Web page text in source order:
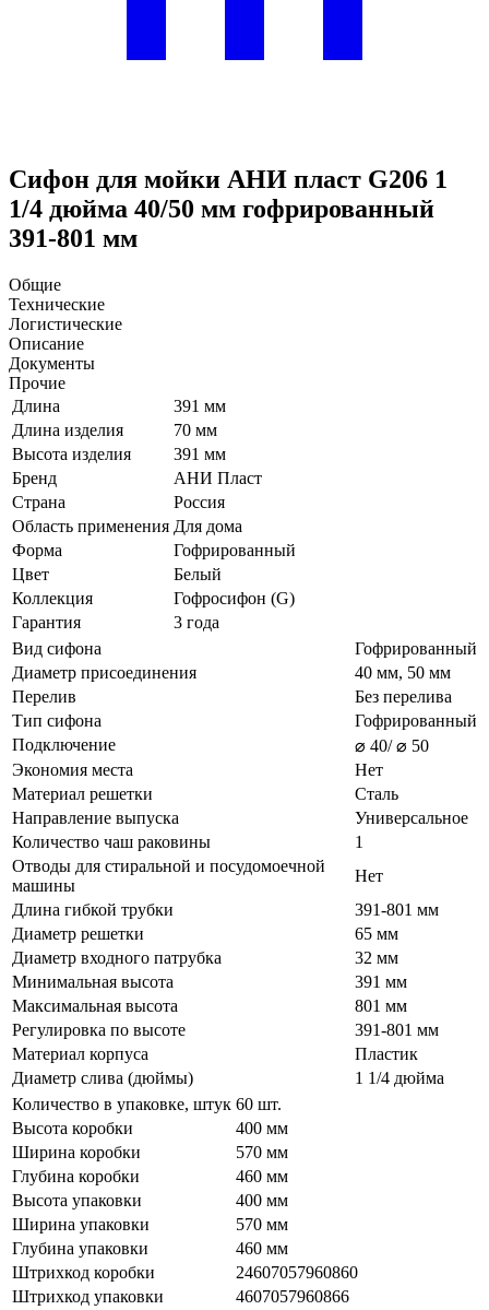
Сифон для мойки АНИ пласт G206 1
1/4 дюйма 40/50 мм гофрированный
391-801 мм
Общие
Технические
Логистические
Описание
Документы
Прочие
Длина
391 мм
Длина изделия
70 мм
Высота изделия
391 мм
Бренд
АНИ Пласт
Страна
Россия
Область применения Для дома
Форма
Гофрированный
Цвет
Белый
Коллекция
Гофросифон (G)
Гарантия
3 года
Вид сифона
Гофрированный
Диаметр присоединения
40 мм, 50 мм
Перелив
Без перелива
Тип сифона
Гофрированный
Подключение
⌀ 40/ ⌀ 50
Экономия места
Нет
Материал решетки
Сталь
Направление выпуска
Универсальное
Количество чаш раковины
1
Отводы для стиральной и посудомоечной
машины
Нет
Длина гибкой трубки
391-801 мм
Диаметр решетки
65 мм
Диаметр входного патрубка
32 мм
Минимальная высота
391 мм
Максимальная высота
801 мм
Регулировка по высоте
391-801 мм
Материал корпуса
Пластик
Диаметр слива (дюймы)
1 1/4 дюйма
Количество в упаковке, штук 60 шт.
Высота коробки
400 мм
Ширина коробки
570 мм
Глубина коробки
460 мм
Высота упаковки
400 мм
Ширина упаковки
570 мм
Глубина упаковки
460 мм
Штрихкод коробки
24607057960860
Штрихкод упаковки
4607057960866